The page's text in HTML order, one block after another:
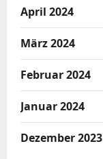
April 2024
März 2024
Februar 2024
Januar 2024
Dezember 2023